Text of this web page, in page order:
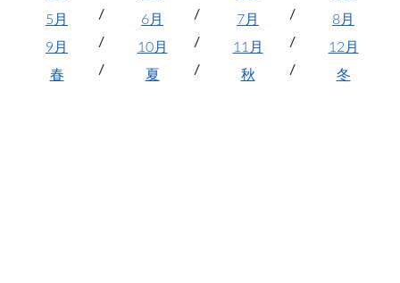
5月
6月 7月
8月
9月
10月 11月
12月
春
夏 秋 冬